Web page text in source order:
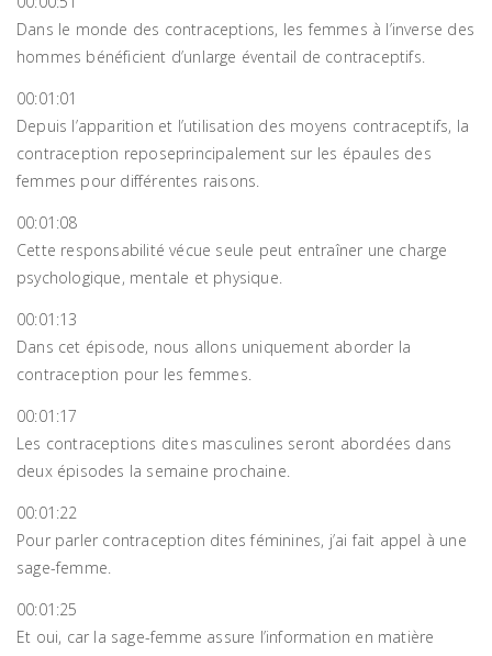
Dans le monde des contraceptions, les femmes à l’inverse des
hommes bénéficient d’unlarge éventail de contraceptifs.
00:01:01
Depuis l’apparition et l’utilisation des moyens contraceptifs, la
contraception reposeprincipalement sur les épaules des
femmes pour différentes raisons.
00:01:08
Cette responsabilité vécue seule peut entraîner une charge
psychologique, mentale et physique.
00:01:13
Dans cet épisode, nous allons uniquement aborder la
contraception pour les femmes.
00:01:17
Les contraceptions dites masculines seront abordées dans
deux épisodes la semaine prochaine.
00:01:22
Pour parler contraception dites féminines, j’ai fait appel à une
sage-femme.
00:01:25
Et oui, car la sage-femme assure l’information en matière